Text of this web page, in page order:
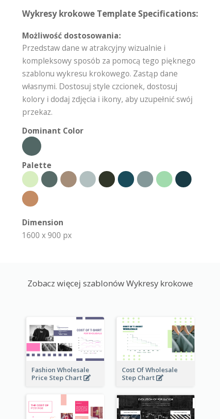
Wykresy krokowe Template Specifications:
Możliwość dostosowania:
Przedstaw dane w atrakcyjny wizualnie i
kompleksowy sposób za pomocą tego pięknego
szablonu wykresu krokowego. Zastąp dane
własnymi. Dostosuj style czcionek, dostosuj
kolory i dodaj zdjęcia i ikony, aby uzupełnić swój
przekaz.
Dominant Color
Palette
Dimension
1600 x 900 px
Zobacz więcej szablonów Wykresy krokowe
Fashion Wholesale
Price Step Chart
Cost Of Wholesale
Step Chart